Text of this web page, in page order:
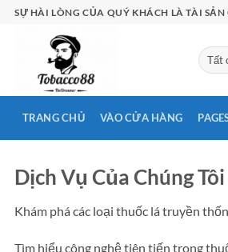
SỰ HÀI LÒNG CỦA QUÝ KHÁCH LÀ TÀI SẢN
TRANG CHỦ VÀO CỬA HÀNG
Dịch Vụ Của Chúng Tôi
Khám phá các loại thuốc lá truyền
Tìm hiểu công nghệ tiên tiến trong